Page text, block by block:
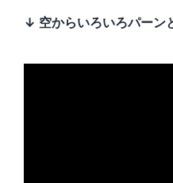
↓ 空からいろいろパー